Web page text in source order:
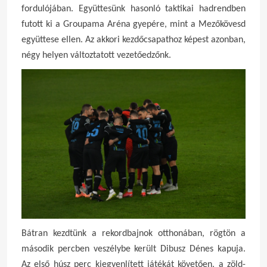
fordulójában. Együttesünk hasonló taktikai hadrendben
futott ki a Groupama Aréna gyepére, mint a Mezőkövesd
együttese ellen. Az akkori kezdőcsapathoz képest azonban,
négy helyen változtatott vezetőedzőnk.
Bátran kezdtünk a rekordbajnok otthonában, rögtön a
második percben veszélybe került Dibusz Dénes kapuja.
Az első húsz perc kiegyenlített játékát követően, a zöld-